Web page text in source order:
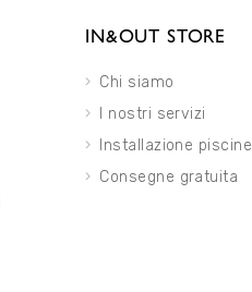
IN&OUT STORE
Chi siamo
I nostri servizi
Installazione piscine
Consegne gratuita